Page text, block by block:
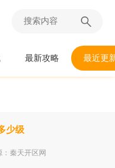
最新攻略 最近更
少级
：秦天开区网